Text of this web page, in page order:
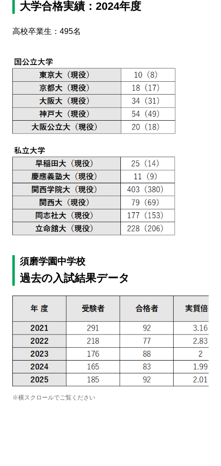
大学合格実績：2024年度
高校卒業生：495名
須磨学園中学校
過去の入試結果データ
※横スクロールでご覧ください